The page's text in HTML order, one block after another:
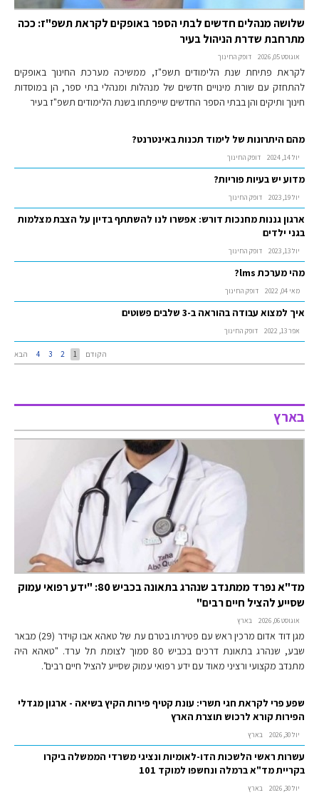
שלושה מנהלים חדשים לבתי הספר באופקים לקראת תשפ"ז: ככה
מתרחבת שדרת הניהול בעיר
אוגוסט 05, 2026 דופק החינוך
לקראת פתיחת שנת הלימודים תשפ"ז, ממשיכה מערכת החינוך באופקים
להתחזק עם שורת מינויים חדשים של מנהלות ומנהלי בתי ספר, הן במוסדות
חינוך ותיקים והן בבתי הספר החדשים שייפתחו בשנת הלימודים תשפ"ז בעיר
מהם היתרונות של לימוד תכנות באינטרנט?
יול 14, 2024 דופק החינוך
מדוע יש בעיות פוריות?
יול 19, 2023 דופק החינוך
ארגון גננות מחנכות דורש: אפשרו לנו להשתתף בדיון על הצבת מצלמות
בגני ילדים
יול 13, 2023 דופק החינוך
מהי מערכת lms?
מאי 04, 2022 דופק החינוך
איך למצוא עבודה בהוראה ב-3 שלבים פשוטים
אפר 13, 2022 דופק החינוך
הקודם 1
2
3
4 הבא
בארץ
מד"א נפרד ממתנדב שנהרג בתאונה בכביש 80: "ידע רפואי עמוק
שסייע להציל חיים רבים"
אוגוסט 06, 2026 בארץ
מגן דוד אדום מרכין ראש עם פטירתו בטרם עת של טאהא אבו קוידר (29) מבאר
שבע, שנהרג בתאונת דרכים בכביש 80 סמוך לצומת תל ערד. "טאהא היה
מתנדב מקצועי ורציני מאוד עם ידע רפואי עמוק שסייע להציל חיים רבים".
שפע פרי לקראת חגי תשרי: עונת קטיף פירות הקיץ בשיאה - ארגון מגדלי
הפירות קורא לרכוש תוצרת הארץ
יול 30, 2026 בארץ
עשרות ראשי הלשכות הדו-לאומיות ונציגי משרדי הממשלה ביקרו
בקריית מד"א ברמלה ונחשפו למוקד 101
יול 30, 2026 בארץ